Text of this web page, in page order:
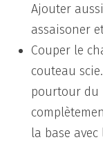
Ajouter
assaisoner
Couper le
couteau
pourtour du
la base